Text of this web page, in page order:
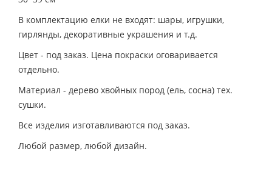
В комплектацию елки не входят: шары, игрушки,
гирлянды, декоративные украшения и т.д.
Цвет - под заказ. Цена покраски оговаривается
отдельно.
Материал - дерево хвойных пород (ель, сосна) тех.
сушки.
Все изделия изготавливаются под заказ.
Любой размер, любой дизайн.